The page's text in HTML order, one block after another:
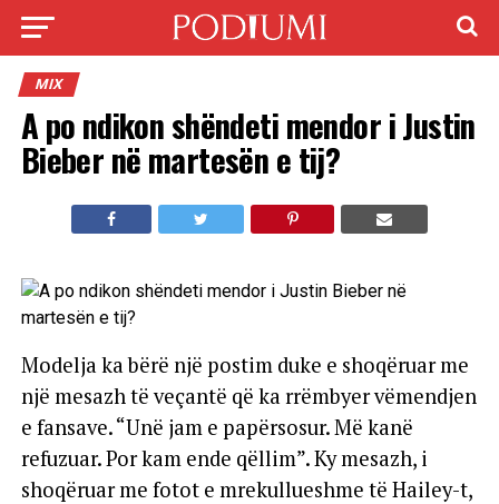
MIX
A po ndikon shëndeti mendor i Justin
Bieber në martesën e tij?
Modelja ka bërë një postim duke e shoqëruar me
një mesazh të veçantë që ka rrëmbyer vëmendjen
e fansave. “Unë jam e papërsosur. Më kanë
refuzuar. Por kam ende qëllim”. Ky mesazh, i
shoqëruar me fotot e mrekullueshme të Hailey-t,